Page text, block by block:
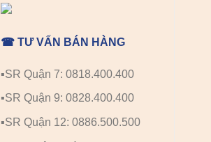
☎ TƯ VẤN BÁN HÀNG
▪️SR Quận 7: 0818.400.400
▪️SR Quận 9: 0828.400.400
▪️SR Quận 12: 0886.500.500